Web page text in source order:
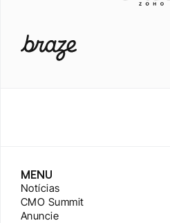
MENU
Notícias
CMO Summit
Anuncie